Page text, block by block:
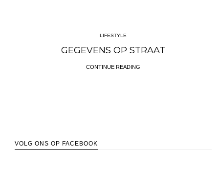
LIFESTYLE
GEGEVENS OP STRAAT
CONTINUE READING
LIFESTYLE
DISNEY+ IS HIER
CONTINUE READING
VOLG ONS OP FACEBOOK